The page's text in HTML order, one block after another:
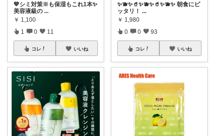
💙シミ対策※も保湿もこれ1本✨
美容液級の ...
￥ 1,100
1 0 11
コレ いいね
​✨🫐✨🥤✨🫐✨🥤✨🫐✨ 朝食にピ
ッタリ！ ...
￥ 1,980
0 0 93
コレ いいね